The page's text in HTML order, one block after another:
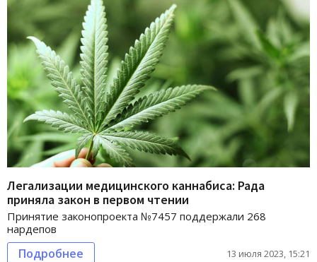
Легализации медицинского каннабиса: Рада
приняла закон в первом чтении
Принятие законопроекта №7457 поддержали 268
нардепов
Подробнее 13 июля 2023, 15:21